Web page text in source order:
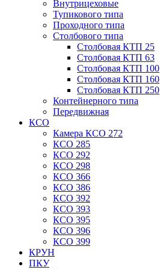
Внутрицеховые
Тупикового типа
Проходного типа
Столбового типа
Столбовая КТП 25
Столбовая КТП 63
Столбовая КТП 100
Столбовая КТП 160
Столбовая КТП 250
Контейнерного типа
Передвижная
КСО
Камера КСО 272
КСО 285
КСО 292
КСО 298
КСО 366
КСО 386
КСО 392
КСО 393
КСО 395
КСО 396
КСО 399
КРУН
ПКУ